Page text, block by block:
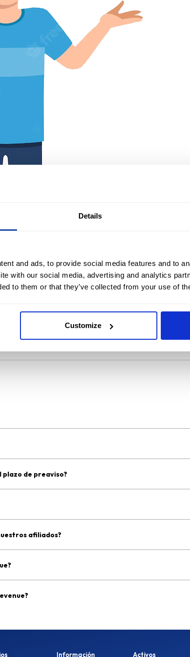
Details
and ads, to provide social media features and to
with our social media, advertising and analytics
to them or that they’ve collected from your use of
Customize
plazo de preaviso?
afiliados?
Información Activos